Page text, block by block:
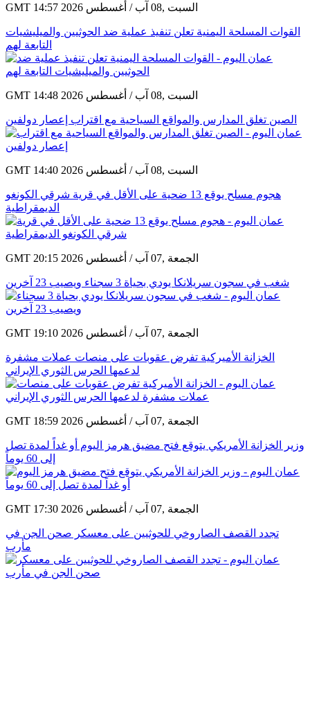
GMT 14:57 2026 السبت ,08 آب / أغسطس
القوات المسلحة اليمنية تعلن تنفيذ عملية ضد الحوثيين والميليشيات
التابعة لهم
GMT 14:48 2026 السبت ,08 آب / أغسطس
الصين تغلق المدارس والمواقع السياحية مع اقتراب إعصار دولفين
GMT 14:40 2026 السبت ,08 آب / أغسطس
هجوم مسلح يوقع 13 ضحية على الأقل في قرية شرقي الكونغو
الديمقراطية
GMT 20:15 2026 الجمعة ,07 آب / أغسطس
شغب في سجون سريلانكا يودي بحياة 3 سجناء ويصيب 23 آخرين
GMT 19:10 2026 الجمعة ,07 آب / أغسطس
الخزانة الأميركية تفرض عقوبات على منصات عملات مشفرة
لدعمها الحرس الثوري الإيراني
GMT 18:59 2026 الجمعة ,07 آب / أغسطس
وزير الخزانة الأمريكي يتوقع فتح مضيق هرمز اليوم أو غداً لمدة تصل
إلى 60 يوماً
GMT 17:30 2026 الجمعة ,07 آب / أغسطس
تجدد القصف الصاروخي للحوثيين على معسكر صحن الجن في
مأرب